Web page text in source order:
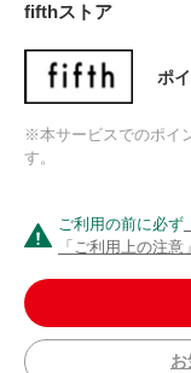
fifthストア
ポ
※本サービスでのポイ
す。
ご利用の前に必ず
「ご利用上の注意」